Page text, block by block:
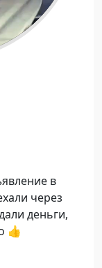
в
через
деньги,
👍